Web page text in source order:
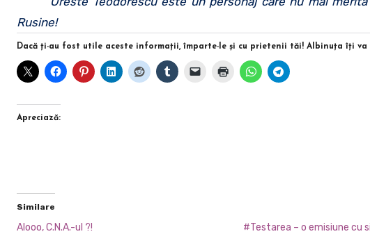
Rusine!
Dacă ţi-au fost utile aceste informaţii, împarte-le şi cu prietenii tăi! Albinuţa îţi va
Apreciază:
Similare
Alooo, C.N.A.-ul ?!
#Testarea – o emisiune cu